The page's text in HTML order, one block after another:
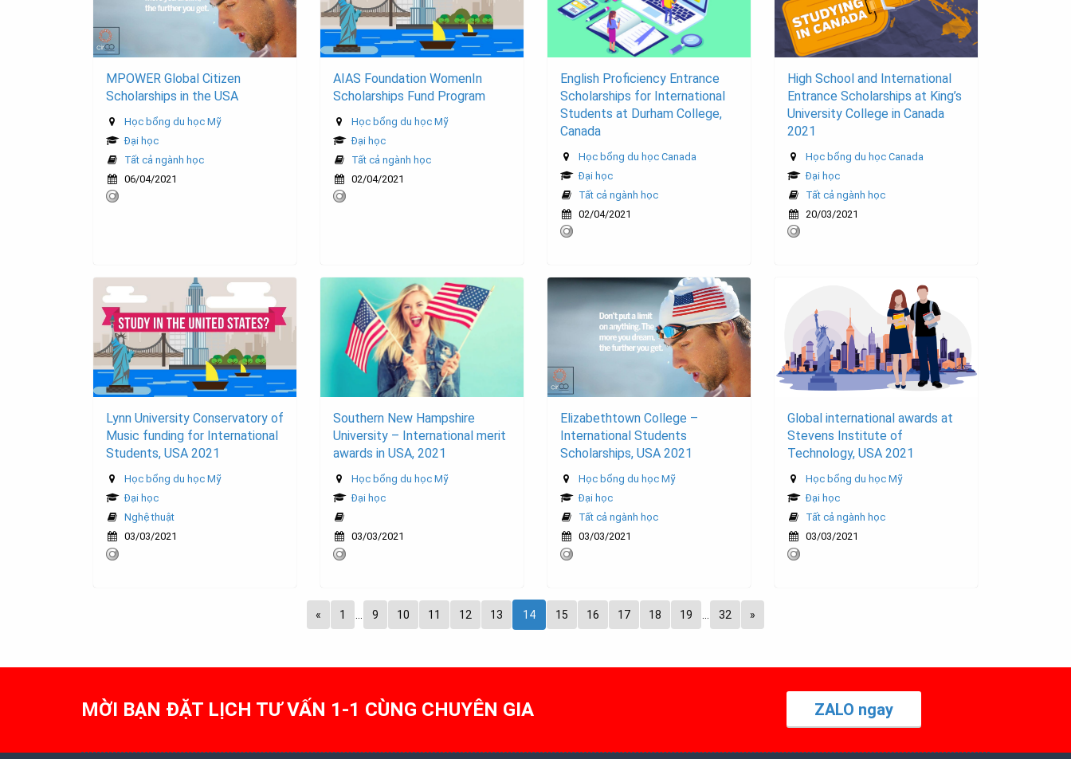
MPOWER Global Citizen
Scholarships in the USA
Học bổng du học Mỹ
Đại học
Tất cả ngành học
06/04/2021
AIAS Foundation WomenIn
Scholarships Fund Program
Học bổng du học Mỹ
Đại học
Tất cả ngành học
02/04/2021
English Proficiency Entrance
Scholarships for International
Students at Durham College,
Canada
Học bổng du học Canada
Đại học
Tất cả ngành học
02/04/2021
High School and International
Entrance Scholarships at King’s
University College in Canada
2021
Học bổng du học Canada
Đại học
Tất cả ngành học
20/03/2021
Lynn University Conservatory of
Music funding for International
Students, USA 2021
Học bổng du học Mỹ
Đại học
Nghệ thuật
03/03/2021
Southern New Hampshire
University – International merit
awards in USA, 2021
Học bổng du học Mỹ
Đại học
03/03/2021
Elizabethtown College –
International Students
Scholarships, USA 2021
Học bổng du học Mỹ
Đại học
Tất cả ngành học
03/03/2021
Global international awards at
Stevens Institute of
Technology, USA 2021
Học bổng du học Mỹ
Đại học
Tất cả ngành học
03/03/2021
« 1 9 10 11 12 13 14 15 16 17 18 19 32 »
MỜI BẠN ĐẶT LỊCH TƯ VẤN 1-1 CÙNG CHUYÊN GIA ZALO ngay